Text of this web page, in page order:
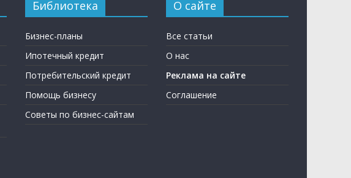
Библиотека
Бизнес-планы
Ипотечный кредит
Потребительский кредит
Помощь бизнесу
Советы по бизнес-сайтам
О сайте
Все статьи
О нас
Реклама на сайте
Соглашение